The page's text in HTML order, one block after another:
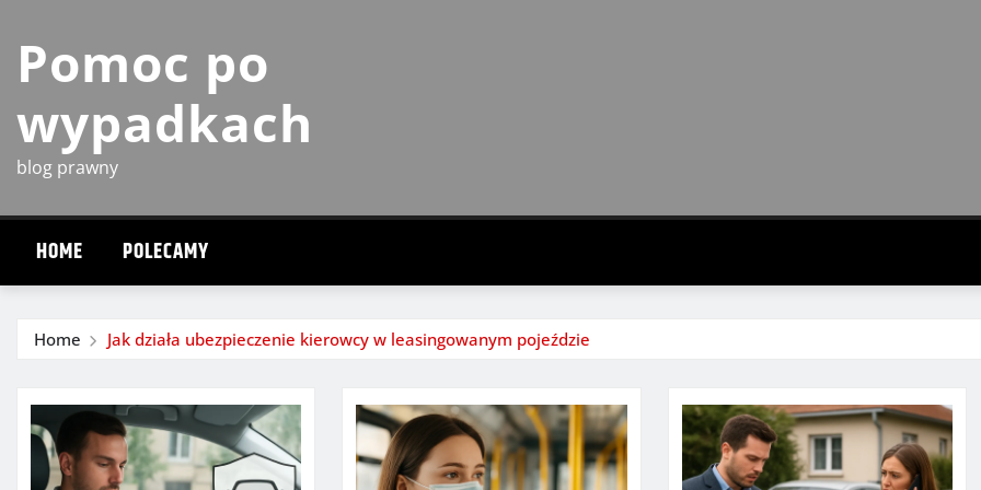
content
Pomoc po
wypadkach
blog prawny
HOME POLECAMY
Home Jak działa ubezpieczenie kierowcy w leasingowanym pojeździe